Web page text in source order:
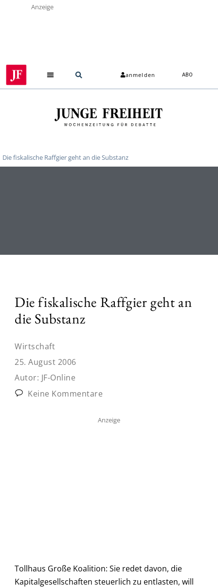
Anzeige
anmelden ABO
Die fiskalische Raffgier geht an die Substanz
Die fiskalische Raffgier geht an
die Substanz
Wirtschaft
25. August 2006
Autor: JF-Online
Keine Kommentare
Anzeige
Tollhaus Große Koalition: Sie redet davon, die
Kapitalgesellschaften steuerlich zu entlasten, will